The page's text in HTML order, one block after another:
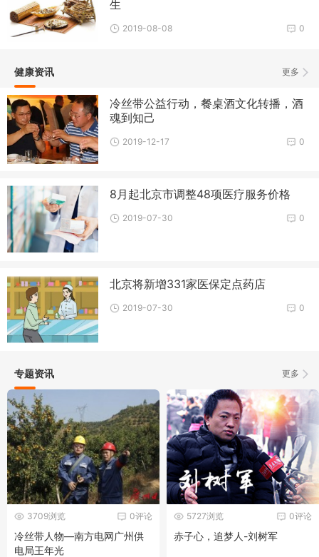
生
0
2019-08-08
更多
健康资讯
冷丝带公益行动，餐桌酒文化转播，酒
魂到知己
0
2019-12-17
8月起北京市调整48项医疗服务价格
0
2019-07-30
北京将新增331家医保定点药店
0
2019-07-30
更多
专题资讯
0评论
3709浏览
冷丝带人物—南方电网广州供
电局王年光
0评论
5727浏览
赤子心，追梦人-刘树军